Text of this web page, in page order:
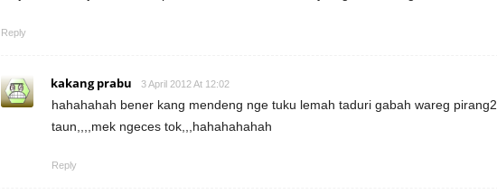
Reply
kakang prabu 3 April 2012 At 12:02
hahahahah bener kang mendeng nge tuku lemah taduri gabah wareg pirang2
taun,,,,mek ngeces tok,,,hahahahahah
Reply